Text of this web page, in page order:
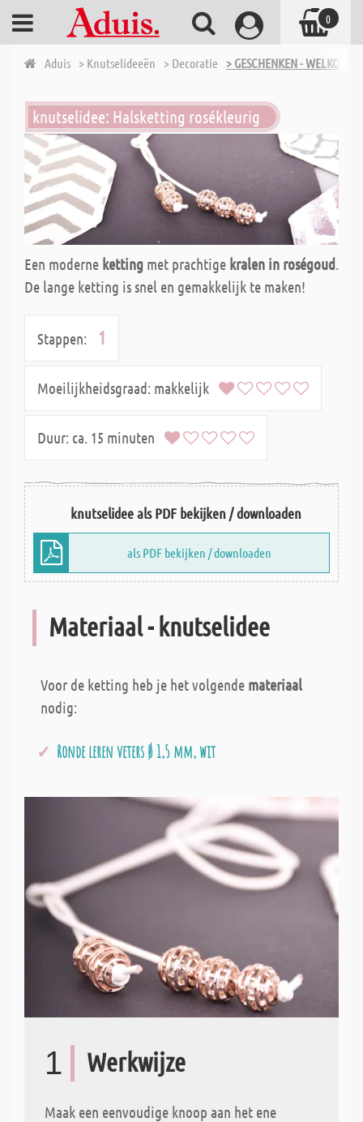
Aduis > Knutselideeën > Decoratie > GESCHENKEN -
knutselidee: Halsketting rosékleurig
Een moderne ketting met prachtige kralen in roségoud.
De lange ketting is snel en gemakkelijk te maken!
Stappen: 1
Moeilijkheidsgraad: makkelijk
Duur: ca. 15 minuten
knutselidee als PDF bekijken / downloaden
als PDF bekijken / downloaden
Materiaal - knutselidee
Voor de ketting heb je het volgende materiaal
nodig:
Ronde leren veters Ø 1,5 mm, wit
1 Werkwijze
Maak een eenvoudige knoop aan het ene
0